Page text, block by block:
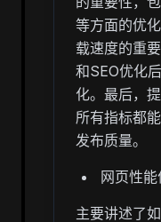
等方面的优
载速度的重
和SEO优化
化。最后，
所有指标都
发布质量。
网页性
主要讲述了